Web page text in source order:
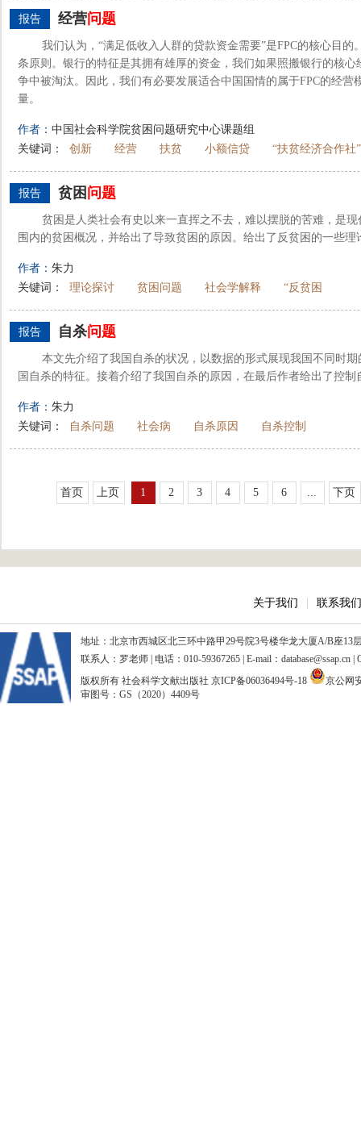
报告 经营问题
我们认为，“满足低收入人群的贷款资金需要”是FPC的核心目的
条原则。银行的特征是其拥有雄厚的资金，我们如果照搬银行的核
争中被淘汰。因此，我们有必要发展适合中国国情的属于FPC的经营
量。
作者： 中国社会科学院贫困问题研究中心课题组
关键词：
创新 经营 扶贫 小额信贷 “扶贫经济合作社”
报告 贫困 问题
贫困是人类社会有史以来一直挥之不去，难以摆脱的苦难，是
围内的贫困概况，并给出了导致贫困的原因。给出了反贫困的一些理
作者： 朱力
关键词：
理论探讨 贫困问题 社会学解释 “反贫困
报告 自杀问题
本文先介绍了我国自杀的状况，以数据的形式展现我国不同时
国自杀的特征。接着介绍了我国自杀的原因，在最后作者给出了控制
作者： 朱力
关键词：
自杀问题 社会病 自杀原因 自杀控制
首页 上页 1 2 3 4 5 6 ... 下页
关于我们 联系我们
地址：北京市西城区北三环中路甲29号院3号楼华龙大厦A/B座13
联系人：罗老师 | 电话：010-59367265 | E-mail：database@ssap.cn
版权所有 社会科学文献出版社 京ICP备06036494号-18
京公网
审图号：GS（2020）4409号